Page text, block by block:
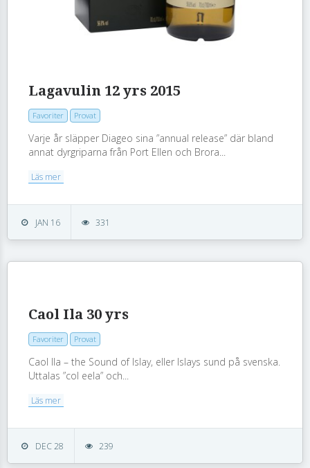
Lagavulin 12 yrs 2015
Favoriter Provat
Varje år släpper Diageo sina ”annual release” där bland
annat dyrgriparna från Port Ellen och Brora...
Läs mer
JAN 16 331
Caol Ila 30 yrs
Favoriter Provat
Caol Ila – the Sound of Islay, eller Islays sund på svenska.
Uttalas ”col eela” och...
Läs mer
DEC 28 239